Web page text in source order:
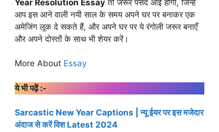
Year Resolution Essay तो जरूर पसंद आई होंगी, जिन्हें
आप इस आने वाली नयी साल के समय अपने घर पर बनाकर एक
अमेजिंग लूक दे सकते हैं, और अपने घर पर ये रंगोली जरूर बनाएँ
और अपने दोस्तों के साथ भी शेयर करें।
More About Essay
ये भी पढ़ें :-
Sarcastic New Year Captions | न्यू ईयर पर इस मजेदार
अंदाज से करें विश Latest 2024